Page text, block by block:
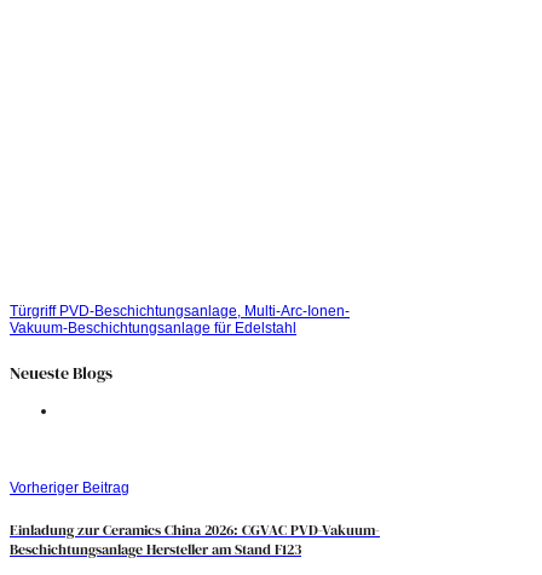
Türgriff PVD-Beschichtungsanlage, Multi-Arc-Ionen-
Vakuum-Beschichtungsanlage für Edelstahl
Neueste Blogs
Vorheriger Beitrag
Einladung zur Ceramics China 2026: CGVAC PVD-Vakuum-
Beschichtungsanlage Hersteller am Stand F123